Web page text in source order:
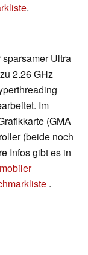
.
Ultra
2.26 GHz
Im
(GMA
(beide noch
Infos gibt es in
.